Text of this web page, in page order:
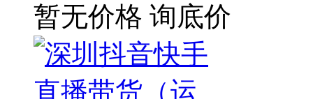
暂无价格 询底价